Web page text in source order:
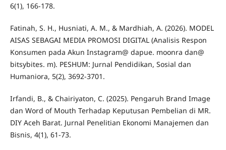
6(1), 166-178.
Fatinah, S. H., Husniati, A. M., & Mardhiah, A. (2026). MODEL
AISAS SEBAGAI MEDIA PROMOSI DIGITAL (Analisis Respon
Konsumen pada Akun Instagram@ dapue. moonra dan@
bitsybites. m). PESHUM: Jurnal Pendidikan, Sosial dan
Humaniora, 5(2), 3692-3701.
Irfandi, B., & Chairiyaton, C. (2025). Pengaruh Brand Image
dan Word of Mouth Terhadap Keputusan Pembelian di MR.
DIY Aceh Barat. Jurnal Penelitian Ekonomi Manajemen dan
Bisnis, 4(1), 61-73.